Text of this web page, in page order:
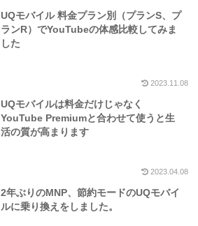
UQモバイル 料金プラン別（プランS、プ
ランR）でYouTubeの体感比較してみま
した
2023.11.08
UQモバイルは料金だけじゃなく
YouTube Premiumと合わせて使うと生
活の質が高まります
2023.04.08
2年ぶりのMNP、節約モードのUQモバイ
ルに乗り換えをしました。